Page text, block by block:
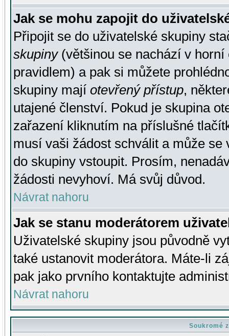
Jak se mohu zapojit do
Připojit se do uživatelské skupiny
skupiny(většinou se nachází v horní
pravidlem) a pak si můžete
skupiny mají otevřený přístup,
utajené členství. Pokud je skupina
zařazení kliknutím na příslušné
musí vaši žádost schválit a může se
do skupiny vstoupit. Prosím,
žádosti nevyhoví. Má svůj důvod.
Návrat nahoru
Jak se stanu moderátorem
Uživatelské skupiny jsou původně
také ustanovit moderátora. Máte-li
pak jako prvního kontaktujte
Návrat nahoru
Soukromé